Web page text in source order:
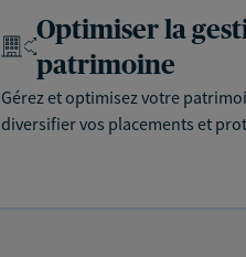
Optimiser la
patrimoine
Gérez et optimisez votre
diversifier vos placements et